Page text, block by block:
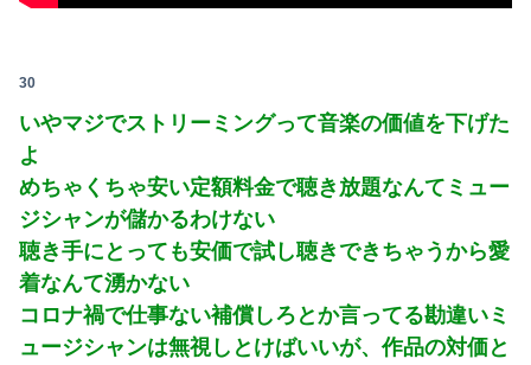
30
いやマジでストリーミングって音楽の価値を下げた
よ
めちゃくちゃ安い定額料金で聴き放題なんてミュー
ジシャンが儲かるわけない
聴き手にとっても安価で試し聴きできちゃうから愛
着なんて湧かない
コロナ禍で仕事ない補償しろとか言ってる勘違いミ
ュージシャンは無視しとけばいいが、作品の対価と